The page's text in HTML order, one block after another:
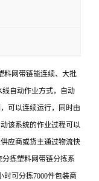
料网带链能连续、大批
自动作业方式，自动
可以连续运行，同时由
该系统的作业过程可以
应商或货主通过物流快
拣塑料网带链分拣系
时可分拣7000件包装商